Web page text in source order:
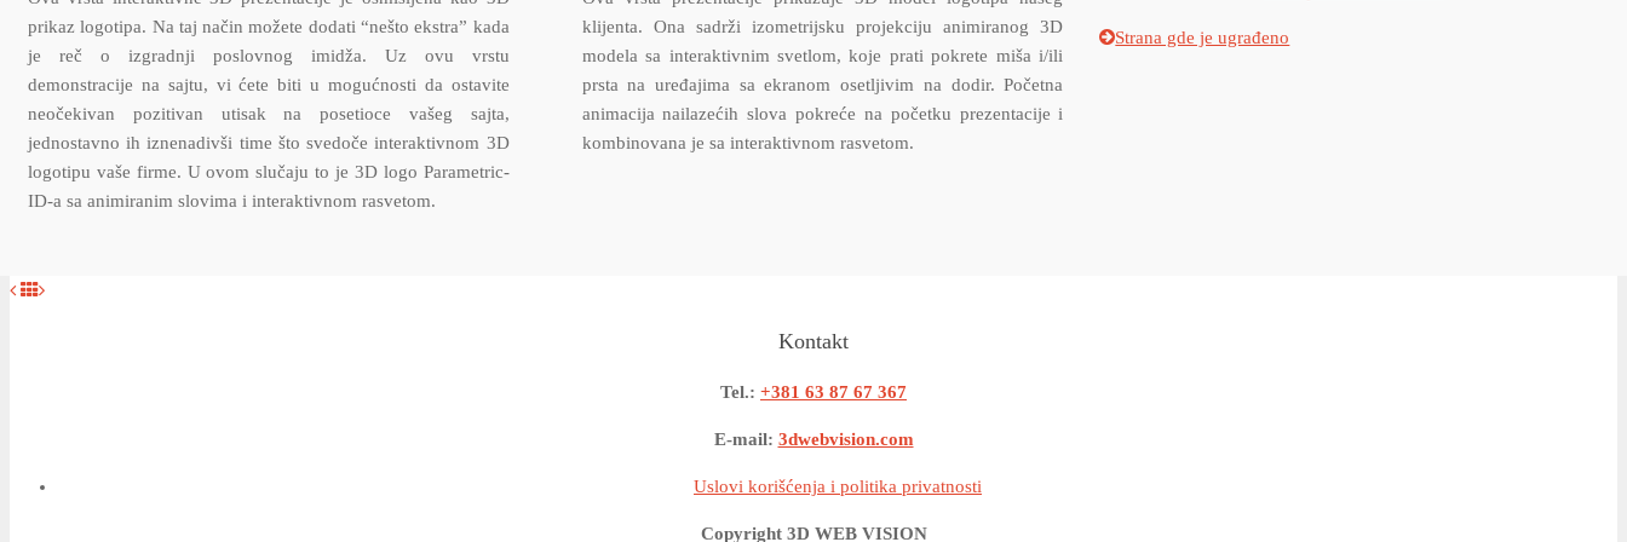
prikaz logotipa. Na taj način možete dodati “nešto ekstra” kada
je reč o izgradnji poslovnog imidža. Uz ovu vrstu
demonstracije na sajtu, vi ćete biti u mogućnosti da ostavite
neočekivan pozitivan utisak na posetioce vašeg sajta,
jednostavno ih iznenadivši time što svedoče interaktivnom 3D
logotipu vaše firme. U ovom slučaju to je 3D logo Parametric-
ID-a sa animiranim slovima i interaktivnom rasvetom.
klijenta. Ona sadrži izometrijsku projekciju animiranog 3D
modela sa interaktivnim svetlom, koje prati pokrete miša i/ili
prsta na uređajima sa ekranom osetljivim na dodir. Početna
animacija nailazećih slova pokreće na početku prezentacije i
kombinovana je sa interaktivnom rasvetom.
Strana gde je ugrađeno
Kontakt
Tel.: +381 63 87 67 367
E-mail: 3dwebvision.com
Uslovi korišćenja i politika privatnosti
Copyright 3D WEB VISION